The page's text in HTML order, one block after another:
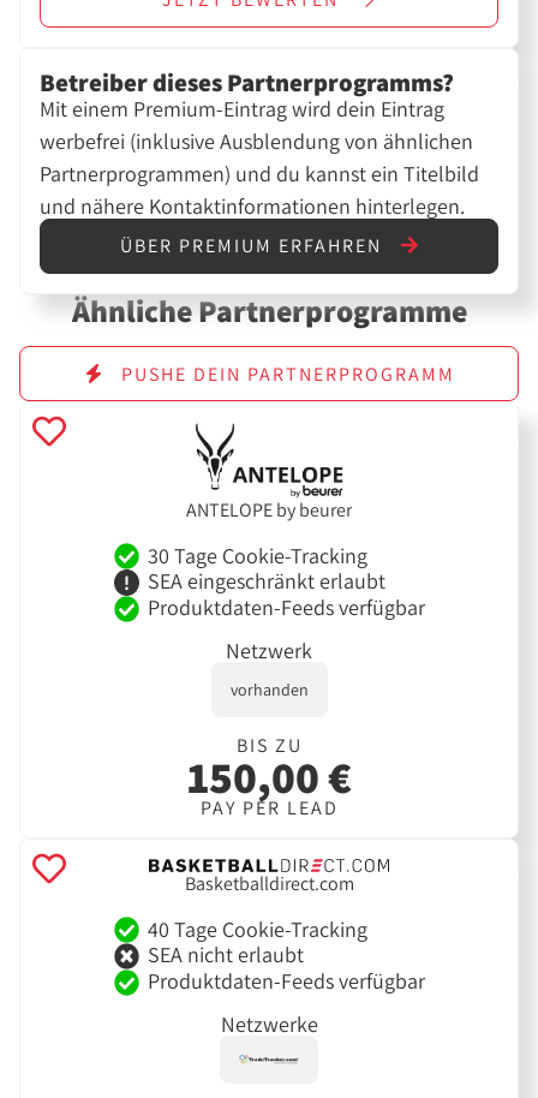
Betreiber dieses Partnerprogramms?
Mit einem Premium-Eintrag wird dein Eintrag
werbefrei (inklusive Ausblendung von ähnlichen
Partnerprogrammen) und du kannst ein Titelbild
und nähere Kontaktinformationen hinterlegen.
ÜBER PREMIUM ERFAHREN
Ähnliche Partnerprogramme
PUSHE DEIN PARTNERPROGRAMM
ANTELOPE by beurer
30 Tage Cookie-Tracking
SEA eingeschränkt erlaubt
Produktdaten-Feeds verfügbar
Netzwerk
vorhanden
BIS ZU
150,00 €
PAY PER LEAD
Basketballdirect.com
40 Tage Cookie-Tracking
SEA nicht erlaubt
Produktdaten-Feeds verfügbar
Netzwerke